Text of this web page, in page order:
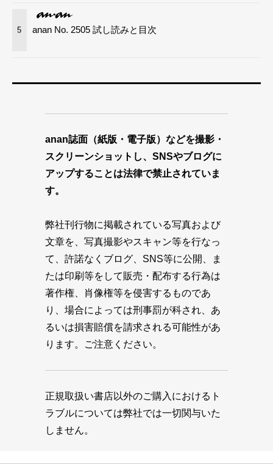
5 anan No. 2505 試し読みと目次
anan誌面（紙版・電子版）などを撮影・
スクリーンショットし、SNSやブログに
アップすることは法律で禁止されていま
す。
弊社刊行物に掲載されている写真および
文章を、写真撮影やスキャン等を行なっ
て、許諾なくブログ、SNS等に公開、ま
たは印刷等をして販売・配布する行為は
著作権、肖像権等を侵害するものであ
り、場合によっては刑事罰が科され、あ
るいは損害賠償を請求される可能性があ
ります。ご注意ください。
正規取扱い書店以外のご購入におけるト
ラブルについては弊社では一切関与いた
しません。